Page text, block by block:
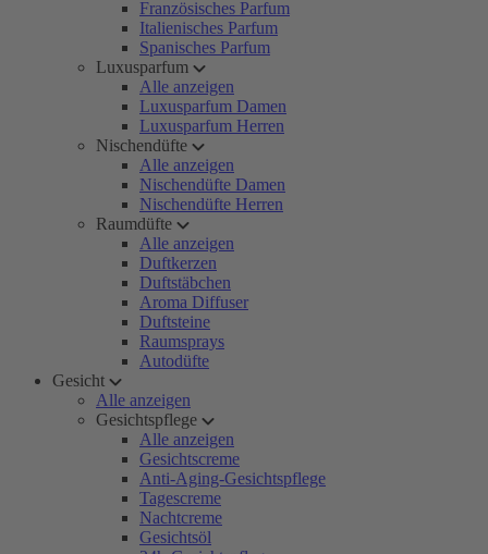
Französisches Parfum
Italienisches Parfum
Spanisches Parfum
Luxusparfum
Alle anzeigen
Luxusparfum Damen
Luxusparfum Herren
Nischendüfte
Alle anzeigen
Nischendüfte Damen
Nischendüfte Herren
Raumdüfte
Alle anzeigen
Duftkerzen
Duftstäbchen
Aroma Diffuser
Duftsteine
Raumsprays
Autodüfte
Gesicht
Alle anzeigen
Gesichtspflege
Alle anzeigen
Gesichtscreme
Anti-Aging-Gesichtspflege
Tagescreme
Nachtcreme
Gesichtsöl